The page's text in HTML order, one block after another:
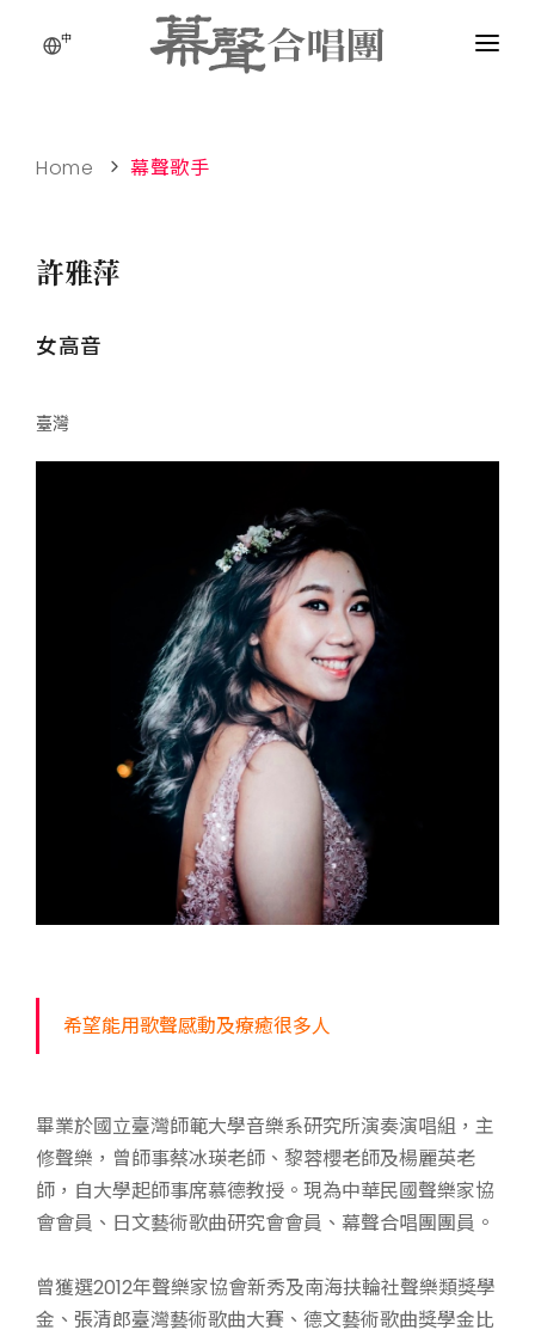
中
Home 幕聲歌手
許雅萍
女高音
臺灣
希望能用歌聲感動及療癒很多人
畢業於國立臺灣師範大學音樂系研究所演奏演唱組，主
修聲樂，曾師事蔡冰瑛老師、黎蓉櫻老師及楊麗英老
師，自大學起師事席慕德教授。現為中華民國聲樂家協
會會員、日文藝術歌曲研究會會員、幕聲合唱團團員。
曾獲選2012年聲樂家協會新秀及南海扶輪社聲樂類獎學
金、張清郎臺灣藝術歌曲大賽、德文藝術歌曲獎學金比